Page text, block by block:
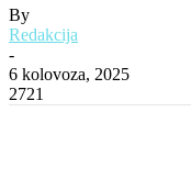
By
Redakcija
-
6 kolovoza, 2025
2721